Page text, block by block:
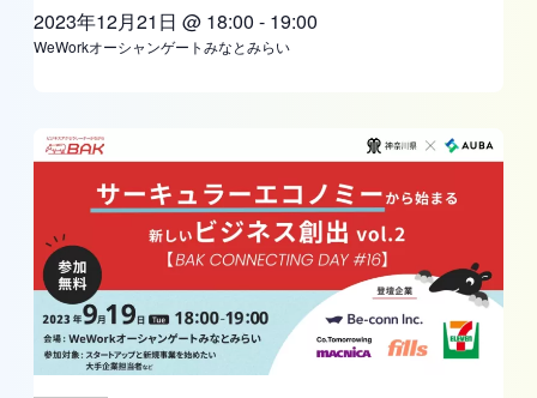
2023年12月21日 @ 18:00 - 19:00
WeWorkオーシャンゲートみなとみらい